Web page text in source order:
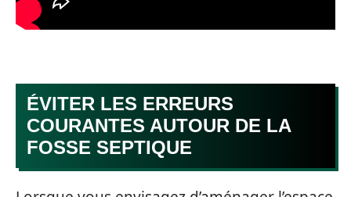
ÉVITER LES ERREURS
COURANTES AUTOUR DE LA
FOSSE SEPTIQUE